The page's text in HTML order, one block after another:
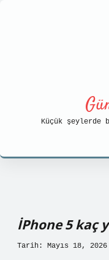
Küçük
İPhone 5 kaç
Tarih: Mayıs 18, 2026